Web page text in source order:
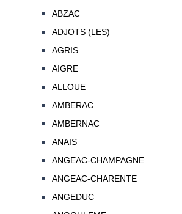
ABZAC
ADJOTS (LES)
AGRIS
AIGRE
ALLOUE
AMBERAC
AMBERNAC
ANAIS
ANGEAC-CHAMPAGNE
ANGEAC-CHARENTE
ANGEDUC